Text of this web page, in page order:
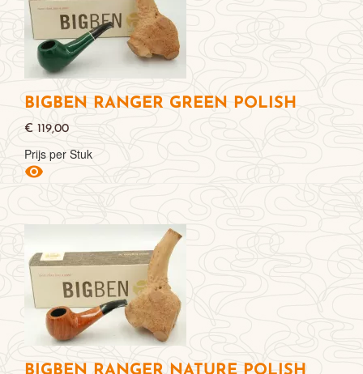
BIGBEN RANGER GREEN POLISH
€ 119,00
Prijs per Stuk
